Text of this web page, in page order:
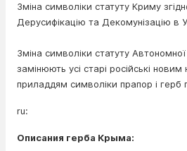
Зміна символіки статуту Криму
Дерусифікацію та Декомунізацію в
Зміна символіки статуту
замінюють усі старі російські новим
приладдям символіки прапор і герб
ru:
Описания герба Крыма: